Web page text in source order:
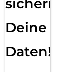
sichern
Deine
Daten!